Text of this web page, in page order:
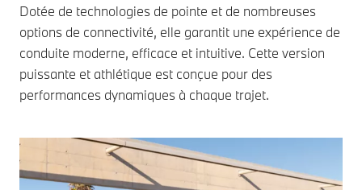
Dotée de technologies de pointe et de nombreuses
options de connectivité, elle garantit une expérience de
conduite moderne, efficace et intuitive. Cette version
puissante et athlétique est conçue pour des
performances dynamiques à chaque trajet.